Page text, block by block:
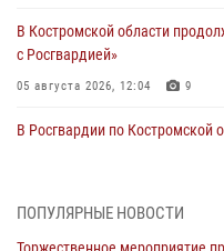
В Костромской области
с Росгвардией»
05 августа 2026, 12:04 9
В Росгвардии по Костромской
04 августа 2026, 11:35
ПОПУЛЯРНЫЕ НОВОСТИ